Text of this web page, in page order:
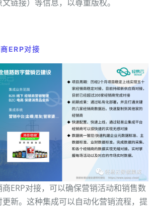
链接）等信息，以尊重版权。
ERP对接
ERP对接，可以确保营销活动和销售数
新。这种集成可以自动化营销流程，提